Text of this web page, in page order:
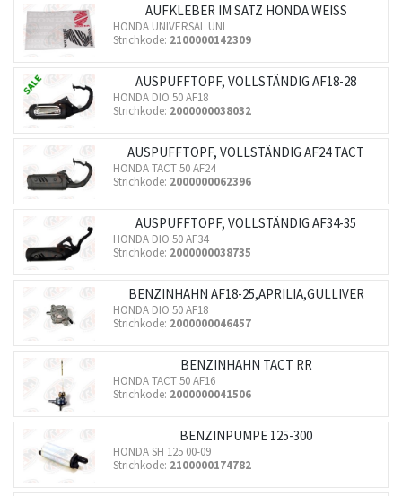
AUFKLEBER IM SATZ HONDA WEISS
HONDA UNIVERSAL UNI
Strichkode: 2100000142309
AUSPUFFTOPF, VOLLSTÄNDIG AF18-28
HONDA DIO 50 AF18
Strichkode: 2000000038032
AUSPUFFTOPF, VOLLSTÄNDIG AF24 TACT
HONDA TACT 50 AF24
Strichkode: 2000000062396
AUSPUFFTOPF, VOLLSTÄNDIG AF34-35
HONDA DIO 50 AF34
Strichkode: 2000000038735
BENZINHAHN AF18-25,APRILIA,GULLIVER
HONDA DIO 50 AF18
Strichkode: 2000000046457
BENZINHAHN TACT RR
HONDA TACT 50 AF16
Strichkode: 2000000041506
BENZINPUMPE 125-300
HONDA SH 125 00-09
Strichkode: 2100000174782